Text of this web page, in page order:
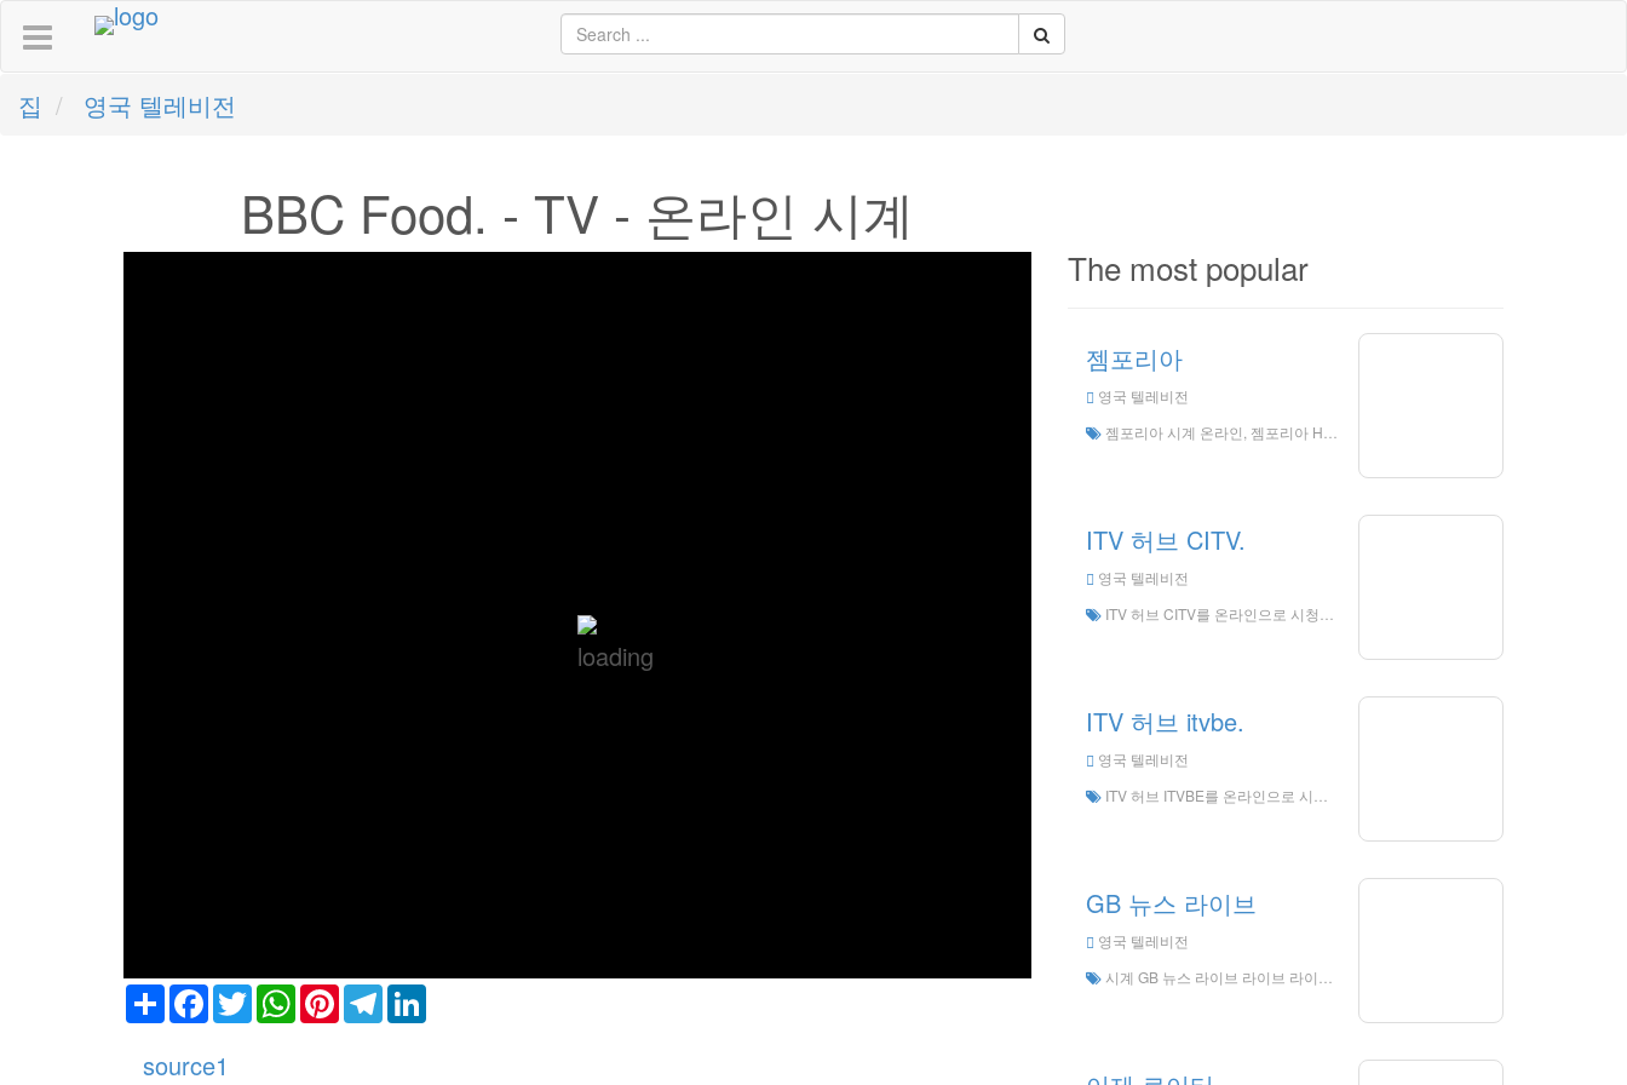
집 영국 텔레비전
BBC Food. - TV - 온라인 시계
ShareFacebook
TwitterWhatsApp
PinterestTelegram
source1
The most popular
젬포리아
영국 텔레비전
젬포리아 시계 온라인, 젬포리아 HD 라이브 스트리밍, 젬포리아 시계 잉글랜드에서 라이브 TV
ITV 허브 CITV.
영국 텔레비전
ITV 허브 CITV를 온라인으로 시청하십시오, ITV 허브 CITV HD 라이브 스트리밍, ITV 허브 CITV 시계 LIVE TV
ITV 허브 itvbe.
영국 텔레비전
ITV 허브 ITVBE를 온라인으로 시청하십시오, ITV 허브 ITVBE HD 라이브 스트리밍, ITV 허브 ITVBE는 영국에서 라이브 TV
GB 뉴스 라이브
영국 텔레비전
시계 GB 뉴스 라이브 라이브 라이브 온라인, GB 뉴스 라이브 HD 라이브 스트리밍, GB 뉴스 Live TV 잉글랜드